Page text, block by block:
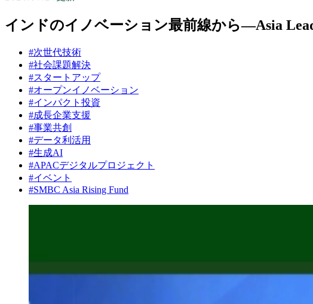
インドのイノベーション最前線から―Asia
#次世代技術
#社会課題解決
#スタートアップ
#オープンイノベーション
#インパクト投資
#成長企業支援
#事業共創
#データ利活用
#生成AI
#APACデジタルプロジェクト
#イベント
#SMBC Asia Rising Fund